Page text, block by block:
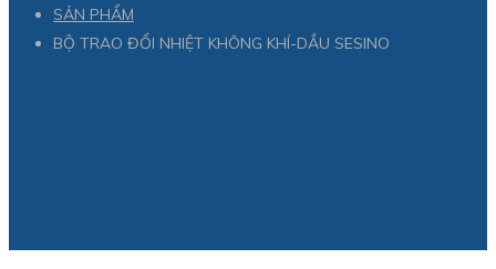
SẢN PHẨM
BỘ TRAO ĐỔI NHIỆT KHÔNG KHÍ-DẦU SESINO